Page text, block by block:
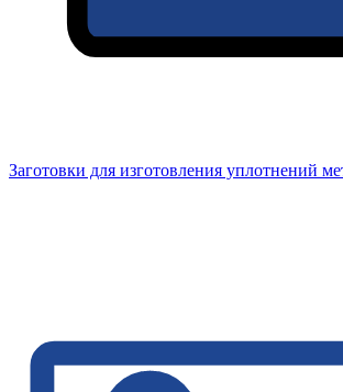
Заготовки для изготовления уплотнений